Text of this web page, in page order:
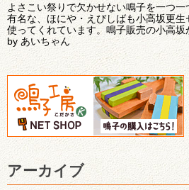
よさこい祭りで欠かせない鳴子を一つ
有名な、ほにや・えびしばも小高坂更
使ってくれています。鳴子販売の小高
by あいちゃん
アーカイブ